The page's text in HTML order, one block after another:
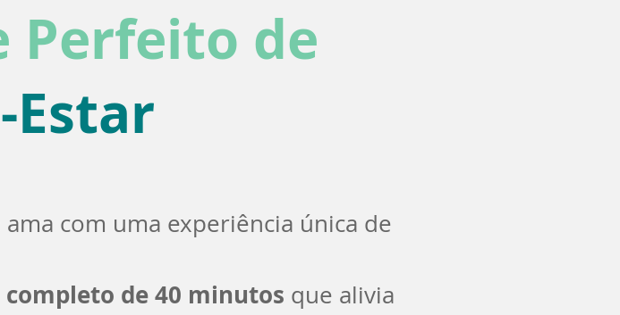
Perfeito de
Estar
com uma experiência única de
de 40 minutos que alivia